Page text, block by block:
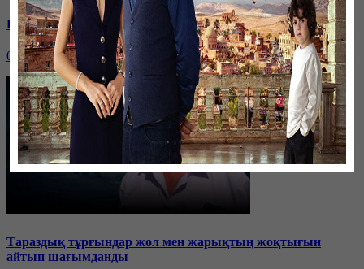
Единственный заработок: закроют ли угольные шахты?
04 ноября, 20:23
Тараздық тұрғындар жол мен жарықтың жоқтығын
айтып шағымданды